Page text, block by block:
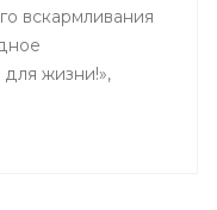
вскармливания
жизни!»,